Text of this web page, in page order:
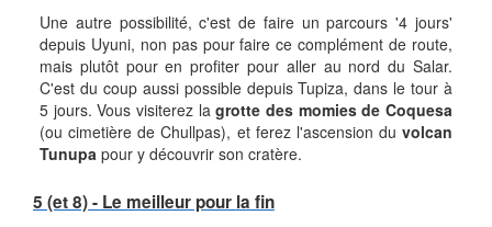
Une autre possibilité, c'est de faire un parcours '4 jours'
depuis Uyuni, non pas pour faire ce complément de route,
mais plutôt pour en profiter pour aller au nord du Salar.
C'est du coup aussi possible depuis Tupiza, dans le tour à
5 jours. Vous visiterez lagrotte des momies de Coquesa
(ou cimetière de Chullpas), et ferez l'ascension du volcan
Tunupa pour y découvrir son cratère.
5 (et 8) - Le meilleur pour la fin